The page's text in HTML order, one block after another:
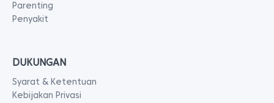
Parenting
Penyakit
DUKUNGAN
Syarat & Ketentuan
Kebijakan Privasi